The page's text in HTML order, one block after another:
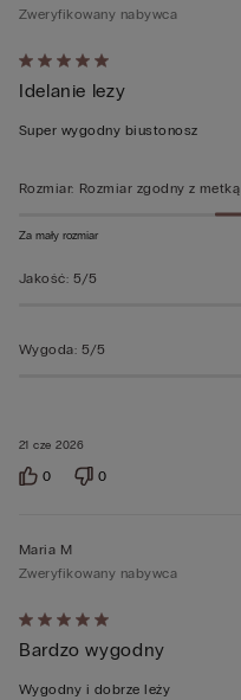
Ocena
5
z
21 cze 2026
Zweryfikowany nabywca
Idelanie lezy
Super wygodny biustonosz
Rozmiar: Rozmiar zgodny z metką
Za mały rozmiar
Jakość: 5/5
Wygoda: 5/5
0 0
Ocena
5
z
Maria M
Zweryfikowany nabywca
Bardzo wygodny
Wygodny i dobrze leży